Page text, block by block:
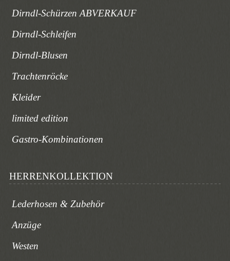
Dirndl-Schürzen ABVERKAUF
Dirndl-Schleifen
Dirndl-Blusen
Trachtenröcke
Kleider
limited edition
Gastro-Kombinationen
HERRENKOLLEKTION
Lederhosen & Zubehör
Anzüge
Westen